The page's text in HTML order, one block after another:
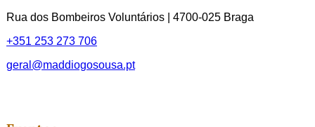
Rua dos Bombeiros Voluntários | 4700-025 Braga
+351 253 273 706
geral@maddiogosousa.pt